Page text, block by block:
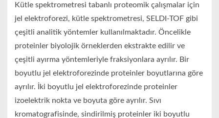
Kütle spektrometresi tabanlı proteomik çalışmalar için
jel elektroforezi, kütle spektrometresi, SELDI-TOF gibi
çeşitli analitik yöntemler kullanılmaktadır. Öncelikle
proteinler biyolojik örneklerden ekstrakte edilir ve
çeşitli ayırma yöntemleriyle fraksiyonlara ayrılır. Bir
boyutlu jel elektroforezinde proteinler boyutlarına göre
ayrılır. İki boyutlu jel elektroforezinde proteinler
izoelektrik nokta ve boyuta göre ayrılır. Sıvı
kromatografisinde, sindirilmiş proteinler iki boyutlu